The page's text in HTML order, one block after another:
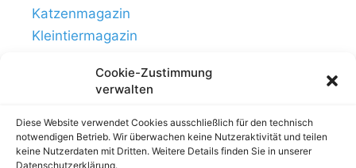
Cookie-Zustimmung
verwalten
Diese Website verwendet Cookies ausschließlich für den technisch
notwendigen Betrieb. Wir überwachen keine Nutzeraktivität und teilen
keine Nutzerdaten mit Dritten. Weitere Details finden Sie in unserer
Datenschutzerklärung.
Katzenmagazin
Kleintiermagazin